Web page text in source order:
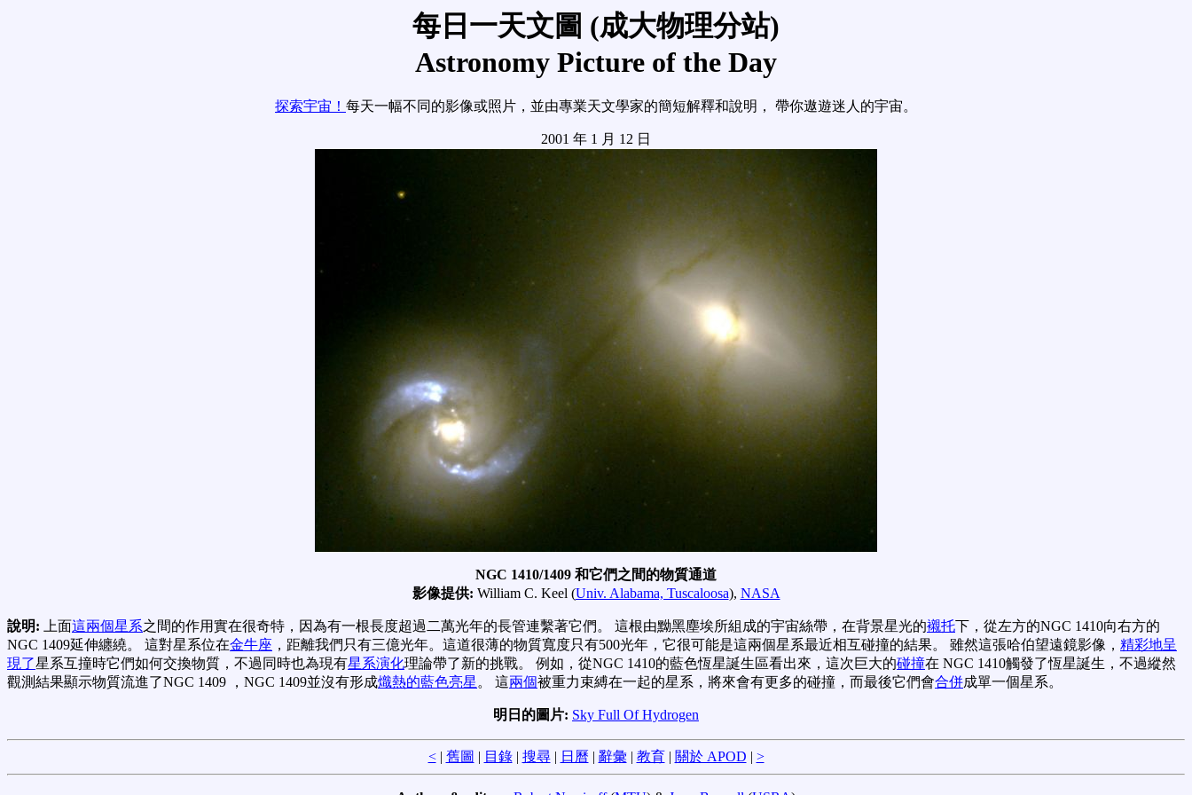
每日一天文圖 (成大物理分站)
Astronomy Picture of the Day
探索宇宙！ 每天一幅不同的影像或照片，並由專業天文學家的簡短解釋和說明， 帶你遨遊迷人的宇宙。
2001 年 1 月 12 日
NGC 1410/1409 和它們之間的物質通道
影像提供: William C. Keel (Univ. Alabama, Tuscaloosa), NASA
說明: 上面這兩個星系之間的作用實在很奇特，因為有一根長度超過二萬光年的長管連繫著它們。 這根由黝黑塵埃所組成的宇宙絲帶，在背景星光的襯托下，從左方的NGC 1410向右方的
NGC 1409延伸纏繞。 這對星系位在金牛座 ，距離我們只有三億光年。這道很薄的物質寬度只有500光年，它很可能是這兩個星系最近相互碰撞的結果。 雖然這張哈伯望遠鏡影像， 精彩地呈
現了星系互撞時它們如何交換物質，不過同時也為現有星系演化理論帶了新的挑戰。 例如，從NGC 1410的藍色恆星誕生區看出來，這次巨大的碰撞在 NGC 1410觸發了恆星誕生，不過縱然
觀測結果顯示物質流進了NGC 1409 ，NGC 1409並沒有形成熾熱的藍色亮星。 這兩個被重力束縛在一起的星系，將來會有更多的碰撞，而最後它們會合併成單一個星系。
明日的圖片: Sky Full Of Hydrogen
<| 舊圖 | 目錄| 搜尋| 日曆 | 辭彙 | 教育| 關於 APOD | >